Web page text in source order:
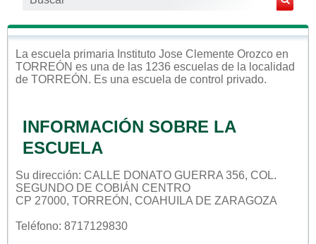
La escuela primaria Instituto Jose Clemente Orozco en
TORREÓN es una de las 1236 escuelas de la localidad
de TORREÓN . Es una escuela de control privado.
INFORMACIÓN SOBRE LA
ESCUELA
Su dirección: CALLE DONATO GUERRA 356, COL.
SEGUNDO DE COBIÁN CENTRO
CP 27000, TORREÓN, COAHUILA DE ZARAGOZA
Teléfono: 8717129830